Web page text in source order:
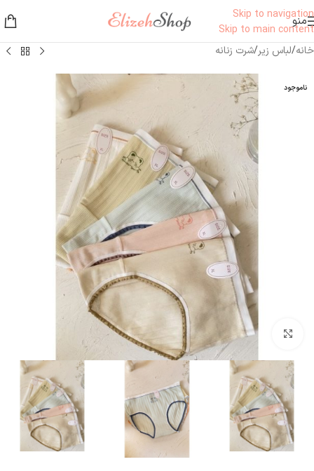
Skip to navigation
Skip to main content
منو
خانه/لباس زیر/شرت زنانه
ناموجود
بزرگنمایی تصویر